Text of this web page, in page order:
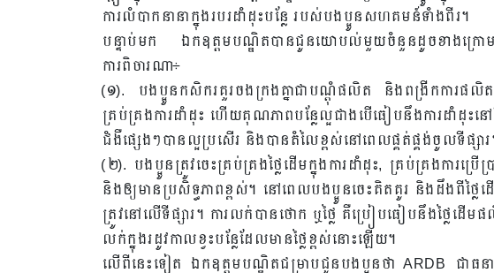
ការលំបាកនានាក្នុងរបរដាំដុះបន្លែ របស់បងប្អូនសហគមន៍ទាំងពីរ។
បន្ទាប់មក ឯកឧត្តមបណ្ឌិតបានជូនយោបល់មួយចំនួនដូចខាងក្រោម
ការពិចារណា÷
(១). បងប្អូនកសិករគួរចងក្រងគ្នាជាបណ្តុំផលិត និងពង្រីកការផលិ
គ្រប់គ្រងការដាំដុះ ហើយគុណភាពបន្លែល្អជាងបើធៀបនឹងការដាំដុះន
ជំងឺផ្សេងៗបានល្អប្រសើរ និងបានតំលៃខ្ពស់នៅពេលផ្គត់ផ្គង់ចូលទីផ្សារ
(២). បងប្អូនត្រូវចេះគ្រប់គ្រងថ្លៃដើមក្នុងការដាំដុះ, គ្រប់គ្រងការប្រ
និងឲ្យមានប្រសិទ្ធភាពខ្ពស់។ នៅពេលបងប្អូនចេះគិតគូរ និងដឹងពីថ្ល
ត្រូវនៅលើទីផ្សារ។ ការលក់បានថោក ឬថ្លៃ គឺប្រៀបធៀបនឹងថ្លៃដើ
លក់ក្នុងរដូវកាលខ្វះបន្លែដែលមានថ្លៃខ្ពស់នោះឡើយ។
លើពីនេះទៀត ឯកឧត្តមបណ្ឌិតជម្រាបជូនបងប្អូនថា ARDB ជាធនា